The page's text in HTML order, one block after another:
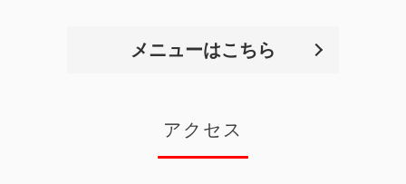
メニューはこちら
アクセス